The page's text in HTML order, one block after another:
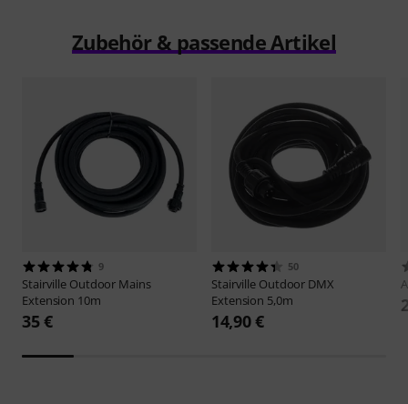
Zubehör & passende Artikel
9
Stairville Outdoor Mains
Extension 10m
35 €
50
Stairville Outdoor DMX
Extension 5,0m
14,90 €